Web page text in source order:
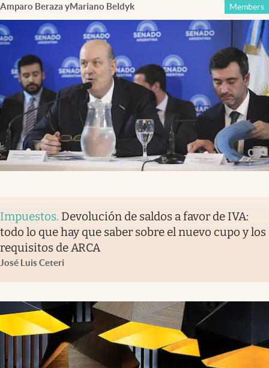
Amparo Beraza yMariano Beldyk Members
Impuestos. Devolución de saldos a favor de IVA:
todo lo que hay que saber sobre el nuevo cupo y los
requisitos de ARCA
José Luis Ceteri